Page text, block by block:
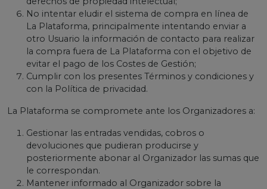
No intentar eludir el sistema de compra en línea de
La Plataforma, principalmente intentando enviar a
otro Usuario la información de contacto para realizar
la compra fuera de La Plataforma con el objetivo de
evitar el pago de los Costes de Gestión;
Cumplir con los presentes Términos y condiciones y
con la Política de privacidad.
La Plataforma se compromete ante los Organizadores a:
Gestionar las entradas vendidas, cobros o
devoluciones que pudieran producirse y
posteriormente abonar al Organizador las sumas que
le correspondan.
Mantener informado al Organizador sobre la